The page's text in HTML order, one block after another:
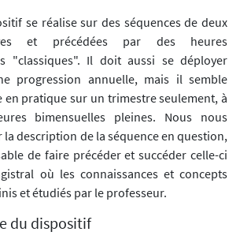
se réalise sur des séquences de deux
et précédées par des heures
"classiques". Il doit aussi se déployer
progression annuelle, mais il semble
en pratique sur un trimestre seulement, à
bimensuelles pleines. Nous nous
description de la séquence en question,
de faire précéder et succéder celle-ci
où les connaissances et concepts
et étudiés par le professeur.
du dispositif